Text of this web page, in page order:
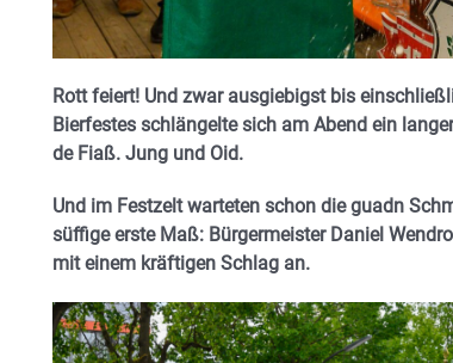
Rott feiert! Und zwar ausgiebigst bis
Bierfestes schlängelte sich am Abend ein
de Fiaß. Jung und Oid.
Und im Festzelt warteten schon die guadn
süffige erste Maß: Bürgermeister Daniel
mit einem kräftigen Schlag an.